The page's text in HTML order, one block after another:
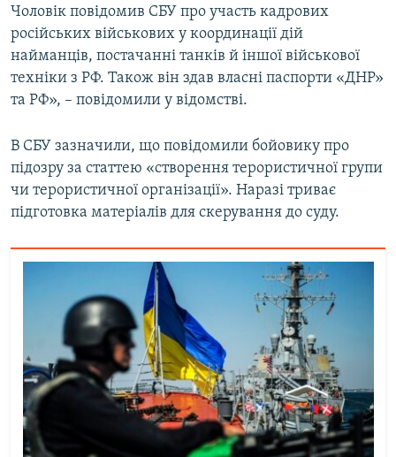
Чоловік повідомив СБУ про участь кадрових
російських військових у координації дій
найманців, постачанні танків й іншої військової
техніки з РФ. Також він здав власні паспорти «ДНР»
та РФ», – повідомили у відомстві.
В СБУ зазначили, що повідомили бойовику про
підозру за статтею «створення терористичної групи
чи терористичної організації». Наразі триває
підготовка матеріалів для скерування до суду.